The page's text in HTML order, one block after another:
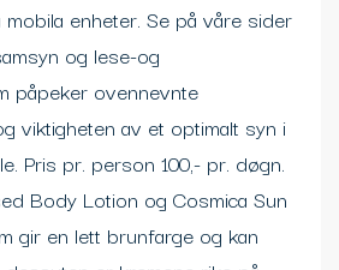
enheter. Se på våre sider
og lese-og
påpeker ovennevnte
viktigheten av et optimalt syn i
Pris pr. person 100,- pr. døgn.
Body Lotion og Cosmica Sun
gir en lett brunfarge og kan